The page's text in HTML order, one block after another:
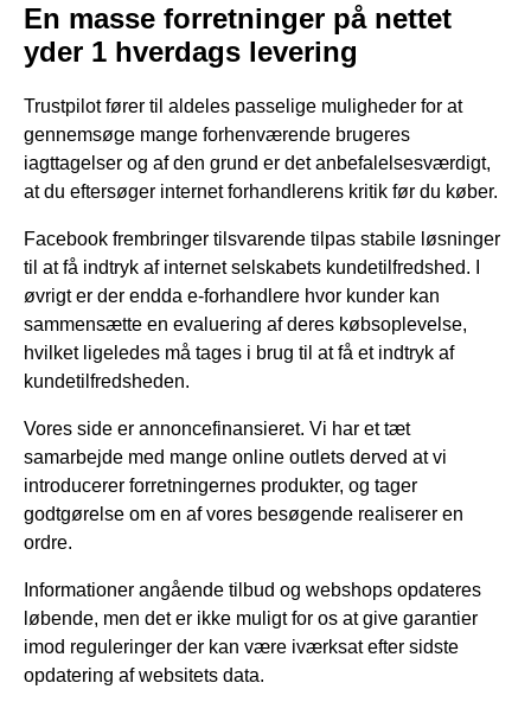
En masse forretninger på nettet
yder 1 hverdags levering
Trustpilot fører til aldeles passelige muligheder for at
gennemsøge mange forhenværende brugeres
iagttagelser og af den grund er det anbefalelsesværdigt,
at du eftersøger internet forhandlerens kritik før du køber.
Facebook frembringer tilsvarende tilpas stabile løsninger
til at få indtryk af internet selskabets kundetilfredshed. I
øvrigt er der endda e-forhandlere hvor kunder kan
sammensætte en evaluering af deres købsoplevelse,
hvilket ligeledes må tages i brug til at få et indtryk af
kundetilfredsheden.
Vores side er annoncefinansieret. Vi har et tæt
samarbejde med mange online outlets derved at vi
introducerer forretningernes produkter, og tager
godtgørelse om en af vores besøgende realiserer en
ordre.
Informationer angående tilbud og webshops opdateres
løbende, men det er ikke muligt for os at give garantier
imod reguleringer der kan være iværksat efter sidste
opdatering af websitets data.